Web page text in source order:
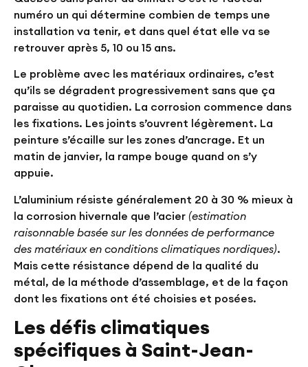
numéro un qui détermine combien de temps une
installation va tenir, et dans quel état elle va se
retrouver après 5, 10 ou 15 ans.
Le problème avec les matériaux ordinaires, c’est
qu’ils se dégradent progressivement sans que ça
paraisse au quotidien. La corrosion commence dans
les fixations. Les joints s’ouvrent légèrement. La
peinture s’écaille sur les zones d’ancrage. Et un
matin de janvier, la rampe bouge quand on s’y
appuie.
L’aluminium résiste généralement 20 à 30 % mieux à
la corrosion hivernale que l’acier (estimation
raisonnable basée sur les données de performance
des matériaux en conditions climatiques nordiques).
Mais cette résistance dépend de la qualité du
métal, de la méthode d’assemblage, et de la façon
dont les fixations ont été choisies et posées.
Les défis climatiques
spécifiques à Saint-Jean-